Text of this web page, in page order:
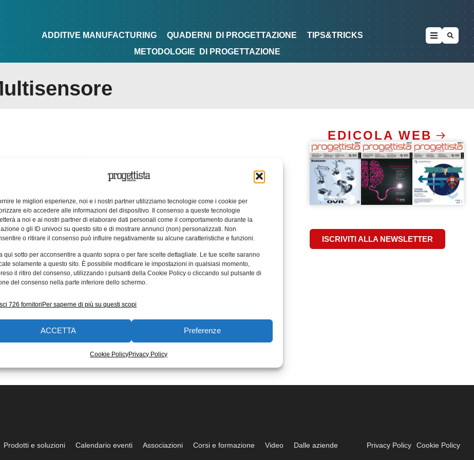
le migliori esperienze, noi e i nostri partner utilizziamo tecnologie come i cookie per
e/o accedere alle informazioni del dispositivo. Il consenso a queste tecnologie
a noi e ai nostri partner di elaborare dati personali come il comportamento durante la
o gli ID univoci su questo sito e di mostrare annunci (non) personalizzati. Non
o ritirare il consenso può influire negativamente su alcune caratteristiche e funzioni.
qui sotto per acconsentire a quanto sopra o per fare scelte dettagliate. Le tue scelte saranno
solamente a questo sito. È possibile modificare le impostazioni in qualsiasi momento,
il ritiro del consenso, utilizzando i pulsanti della Cookie Policy o cliccando sul pulsante di
del consenso nella parte inferiore dello schermo.
726 fornitoriPer saperne di più su questi scopi
ACCETTA Preferenze
Cookie PolicyPrivacy Policy
QUADERNI DI PROGETTAZIONE TIPS&TRICKS METODOLOGIE DI PROGETTAZIONE
ADDITIVE MANUFACTURING QUADERNI DI PROGETTAZIONE
TIPS&TRICKS
METODOLOGIE
DI PROGETTAZIONE
EDICOLA WEB
ISCRIVITI ALLA NEWSLETTER
Prodotti e soluzioni Calendario eventi Associazioni Corsi e formazione Video Dalle aziende Privacy Policy Cookie Policy